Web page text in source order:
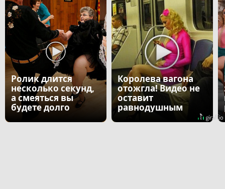
Ролик длится
несколько секунд,
а смеяться вы
будете долго
Королева вагона
отожгла! Видео не
оставит
равнодушным